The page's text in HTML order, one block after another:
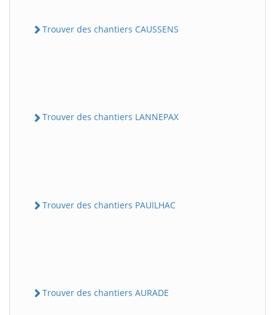
Trouver des chantiers CAUSSENS
Trouver des chantiers LANNEPAX
Trouver des chantiers PAUILHAC
Trouver des chantiers AURADE